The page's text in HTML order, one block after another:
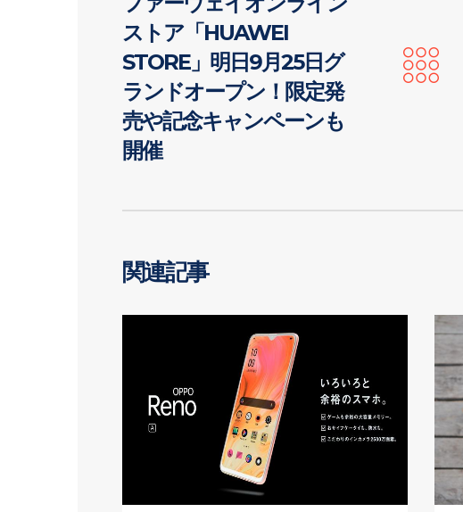
ストア「HUAWEI
STORE」明日9月25日グ
ランドオープン！限定発
売や記念キャンペーンも
開催
関連記事